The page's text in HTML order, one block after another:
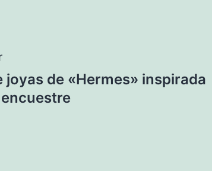
joyas de «Hermes» inspirada